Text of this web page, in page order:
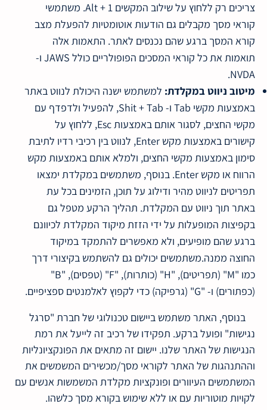
צריכים רק ללחוץ על שילוב המקשים Alt + 1. משתמשי
קוראי מסך מקבלים גם הודעות אוטומטיות להפעלת מצב
קורא המסך ברגע שהם נכנסים לאתר. התאמות אלה
תואמות את כל קוראי המסכים הפופולריים כולל JAWS ו-
NVDA.
מיטוב ניווט במקלדת: למשתמש ישנה היכולת לנווט באתר
באמצעות מקשי Tab ו- Shit + Tab, להפעיל ולדפדף עם
מקשי החצים, לסגור אותם באמצעות Esc, ללחוץ על
קישורים באמצעות מקש Enter, לנווט בין רכיבי רדיו לתיבת
סימון באמצעות מקשי החצים, ולמלא אותם באמצעות מקש
הרווח או מקש Enter. בנוסף, משתמשים במקלדת ימצאו
תפריטים לניווט מהיר ודילוג על תוכן, הזמינים בכל עת
באתר תוך ניווט עם המקלדת. תהליך הרקע מטפל גם
בקפיצות המופעלות על ידי הזזת מיקוד המקלדת לכיוונם
ברגע שהם מופיעים, ולא מאפשרים להתמקד במיקוד
החוצה ממנה.משתמשים יכולים גם להשתמש בקיצורי דרך
כמו "M" (תפריטים), "H" (כותרות), "F" (טפסים), "B"
(כפתורים) ו- "G" (גרפיקה) כדי לקפוץ לאלמנטים ספציפיים.
בנוסף, האתר משתמש ביישום טכנולוגי של חברת "סרגל
נגישות" ופועל ברקע. תפקידו של רכיב זה לייעל את רמת
הנגישות של האתר שלנו. יישום זה מתאים את הפונקציונליות
וההתנהגות של האתר לקוראי מסך/מכשירים המשמשים את
המשתמשים העיוורים ופונקציות מקלדת המשמשות אנשים עם
לקויות מוטוריות עם או ללא שימוש בקורא מסך כלשהו.